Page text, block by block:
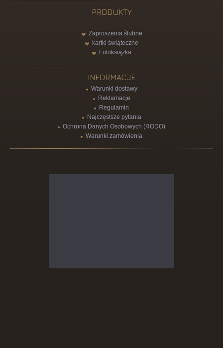
PRODUKTY
Zaproszenia ślubne
kartki świąteczne
Fotoksiążka
INFORMACJE
Warunki dostawy
Reklamacje
Regulamin
Najczęstsze pytania
Ochrona Danych Osobowych (RODO)
Warunki zamówienia